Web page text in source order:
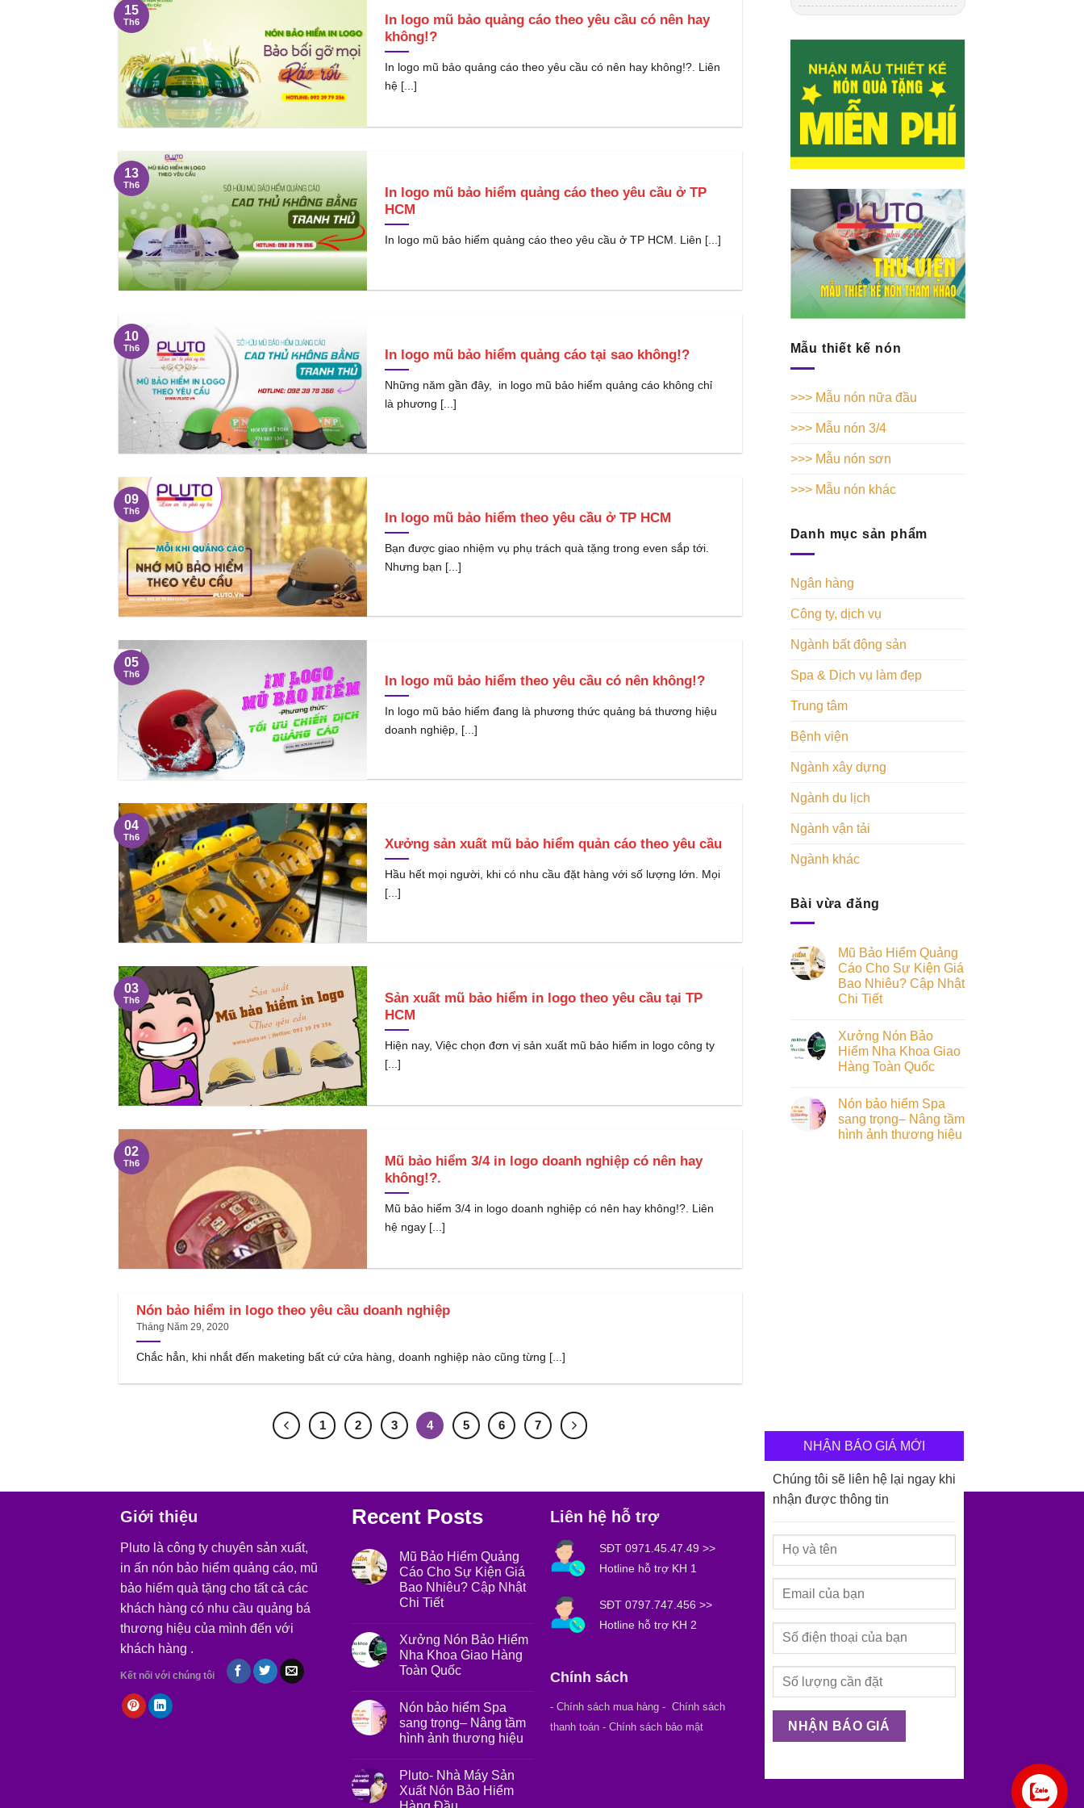
In logo mũ bảo quảng cáo theo yêu cầu có nên hay
không!?
In logo mũ bảo quảng cáo theo yêu cầu có nên hay không!?. Liên
hệ [...]
15
Th6
In logo mũ bảo hiểm quảng cáo theo yêu cầu ở TP
HCM
In logo mũ bảo hiểm quảng cáo theo yêu cầu ở TP HCM. Liên [...]
13
Th6
In logo mũ bảo hiểm quảng cáo tại sao không!?
Những năm gần đây, in logo mũ bảo hiểm quảng cáo không chỉ
là phương [...]
10
Th6
In logo mũ bảo hiểm theo yêu cầu ở TP HCM
Bạn được giao nhiệm vụ phụ trách quà tặng trong even sắp tới.
Nhưng bạn [...]
09
Th6
In logo mũ bảo hiểm theo yêu cầu có nên không!?
In logo mũ bảo hiểm đang là phương thức quảng bá thương hiệu
doanh nghiệp, [...]
05
Th6
Xưởng sản xuất mũ bảo hiểm quản cáo theo yêu cầu
Hầu hết mọi người, khi có nhu cầu đặt hàng với số lượng lớn. Mọi
[...]
04
Th6
Sản xuất mũ bảo hiểm in logo theo yêu cầu tại TP
HCM
Hiện nay, Việc chọn đơn vị sản xuất mũ bảo hiểm in logo công ty
[...]
03
Th6
Mũ bảo hiểm 3/4 in logo doanh nghiệp có nên hay
không!?.
Mũ bảo hiểm 3/4 in logo doanh nghiệp có nên hay không!?. Liên
hệ ngay [...]
02
Th6
Nón bảo hiểm in logo theo yêu cầu doanh nghiệp
Tháng Năm 29, 2020
Chắc hẳn, khi nhắt đến maketing bất cứ cửa hàng, doanh nghiệp nào cũng từng [...]
1 2 3 4 5 6 7
Mẫu thiết kế nón
>>> Mẫu nón nữa đầu
>>> Mẫu nón 3/4
>>> Mẫu nón sơn
>>> Mẫu nón khác
Danh mục sản phẩm
Ngân hàng
Công ty, dịch vụ
Ngành bất động sản
Spa & Dịch vụ làm đẹp
Trung tâm
Bệnh viện
Ngành xây dựng
Ngành du lịch
Ngành vận tải
Ngành khác
Bài vừa đăng
Mũ Bảo Hiểm Quảng
Cáo Cho Sự Kiện Giá
Bao Nhiêu? Cập Nhật
Chi Tiết
Xưởng Nón Bảo
Hiểm Nha Khoa Giao
Hàng Toàn Quốc
Nón bảo hiểm Spa
sang trọng– Nâng tầm
hình ảnh thương hiệu
Giới thiệu
Pluto là công ty chuyên sản xuất,
in ấn nón bảo hiểm quảng cáo, mũ
bảo hiểm quà tặng cho tất cả các
khách hàng có nhu cầu quảng bá
thương hiệu của mình đến với
khách hàng .
Kết nối với chúng tôi
Recent Posts
Mũ Bảo Hiểm Quảng
Cáo Cho Sự Kiện Giá
Bao Nhiêu? Cập Nhật
Chi Tiết
Xưởng Nón Bảo Hiểm
Nha Khoa Giao Hàng
Toàn Quốc
Nón bảo hiểm Spa
sang trọng– Nâng tầm
hình ảnh thương hiệu
Pluto- Nhà Máy Sản
Xuất Nón Bảo Hiểm
Liên hệ hỗ trợ
SĐT 0971.45.47.49 >>
Hotline hỗ trợ KH 1
SĐT 0797.747.456 >>
Hotline hỗ trợ KH 2
Chính sách
- Chính sách mua hàng - Chính sách
thanh toán - Chính sách bảo mật
NHẬN BÁO GIÁ MỚI
Chúng tôi sẽ liên hệ lại ngay khi
nhận được thông tin
Liên hệ ngay